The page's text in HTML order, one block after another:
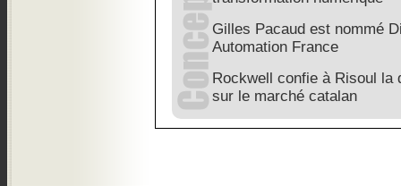
Gilles Pacaud est nommé
Automation France
Rockwell confie à Risoul la
sur le marché catalan